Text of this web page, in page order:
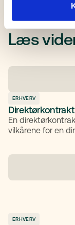
Læs
ERHVERV
En
vilkårene for en
personalegoder
gennemgår vi,
ERHVERV